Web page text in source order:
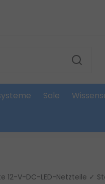
Sale
12-V-DC-LED-Netzteile ✓